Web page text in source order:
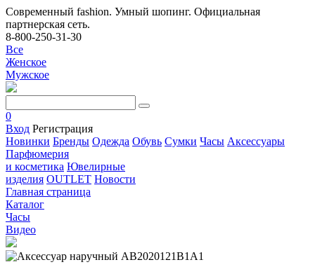
Современный fashion. Умный шопинг. Официальная
партнерская сеть.
8-800-250-31-30
Все
Женское
Мужское
0
Вход Регистрация
Новинки Бренды Одежда Обувь Сумки Часы Аксессуары
Парфюмерия
и косметика Ювелирные
изделия OUTLET Новости
Главная страница
Каталог
Часы
Видео